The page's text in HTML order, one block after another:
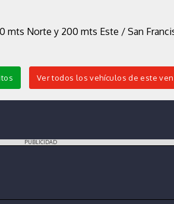
mts Norte y 200 mts Este / San
Ver todos los vehículos de este
PUBLICIDAD